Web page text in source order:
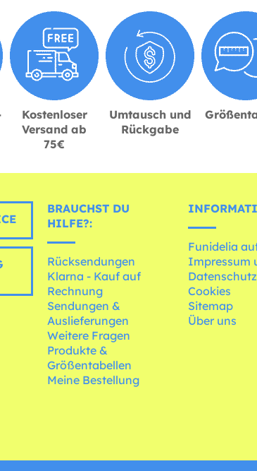
Kostenloser
Versand ab
75€
Umtausch und
Rückgabe
BRAUCHST DU
HILFE?:
Rücksendungen
Klarna - Kauf auf
Rechnung
Sendungen &
Auslieferungen
Weitere Fragen
Produkte &
Größentabellen
Meine Bestellung
Funidelia
Impressum
Datenschutz
Cookies
Sitemap
Über uns